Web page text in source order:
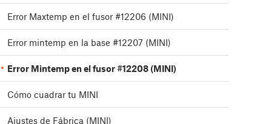
Error Maxtemp en el fusor #12206 (MINI)
Error mintemp en la base #12207 (MINI)
Error Mintemp en el fusor #12208 (MINI)
Cómo cuadrar tu MINI
Ajustes de Fábrica (MINI)